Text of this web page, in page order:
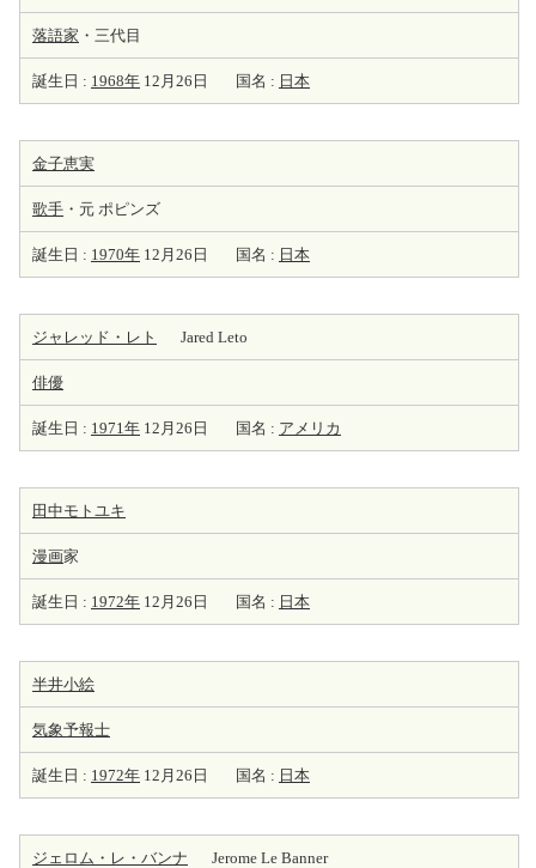
落語家 ・三代目
誕生日 : 1968年 12月26日 国名 : 日本
金子恵実
歌手 ・元 ポピンズ
誕生日 : 1970年 12月26日 国名 : 日本
ジャレッド・レト Jared Leto
俳優
誕生日 : 1971年 12月26日 国名 : アメリカ
田中モトユキ
漫画家
誕生日 : 1972年 12月26日 国名 : 日本
半井小絵
気象予報士
誕生日 : 1972年 12月26日 国名 : 日本
ジェロム・レ・バンナ Jerome Le Banner